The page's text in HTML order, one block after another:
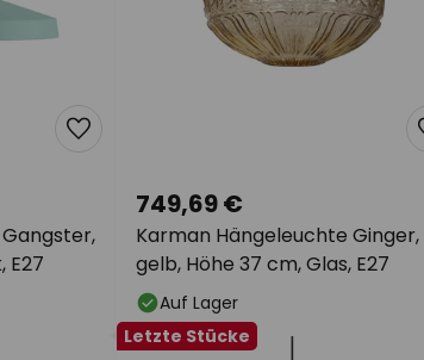
E27
Karman Hängeleuchte Ginger,
gelb, Höhe 37 cm, Glas, E27
749,69 €
Auf Lager
Letzte Stücke